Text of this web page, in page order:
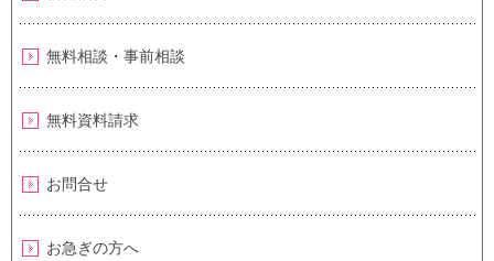
無料相談・事前相談
無料資料請求
お問合せ
お急ぎの方へ